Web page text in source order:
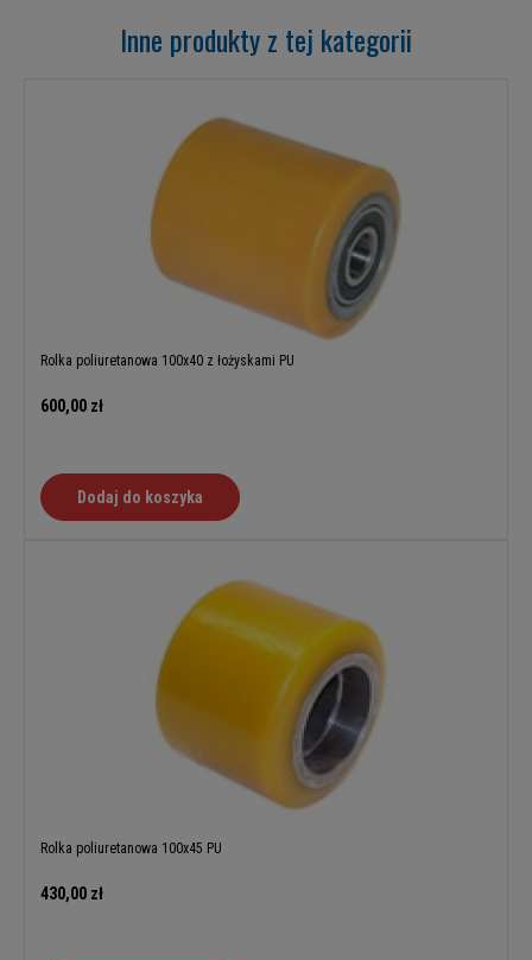
Inne produkty z tej kategorii
Rolka poliuretanowa 100x40 z łożyskami PU
600,00 zł
Dodaj do koszyka
Rolka poliuretanowa 100x45 PU
430,00 zł